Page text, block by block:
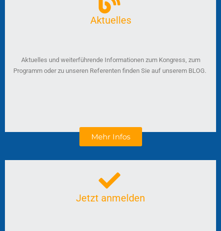
Aktuelles
Aktuelles und weiterführende Informationen zum Kongress, zum
Programm oder zu unseren Referenten finden Sie auf unserem BLOG.
Mehr Infos
Jetzt anmelden